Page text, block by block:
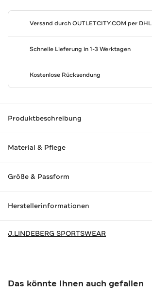
Versand durchOUTLETCITY.COM per DHL
Schnelle Lieferung in 1-3 Werktagen
Kostenlose Rücksendung
Produktbeschreibung
Material & Pflege
Größe & Passform
Herstellerinformationen
J.LINDEBERG SPORTSWEAR
Das könnte Ihnen auch gefallen